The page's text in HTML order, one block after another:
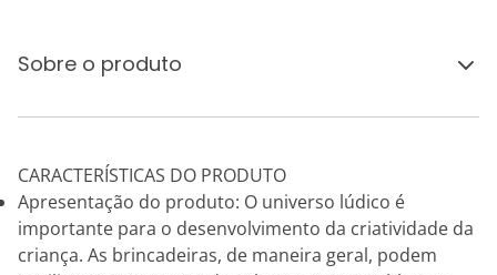
Sobre o produto
CARACTERÍSTICAS DO PRODUTO
Apresentação do produto: O universo lúdico é
importante para o desenvolvimento da criatividade da
criança. As brincadeiras, de maneira geral, podem